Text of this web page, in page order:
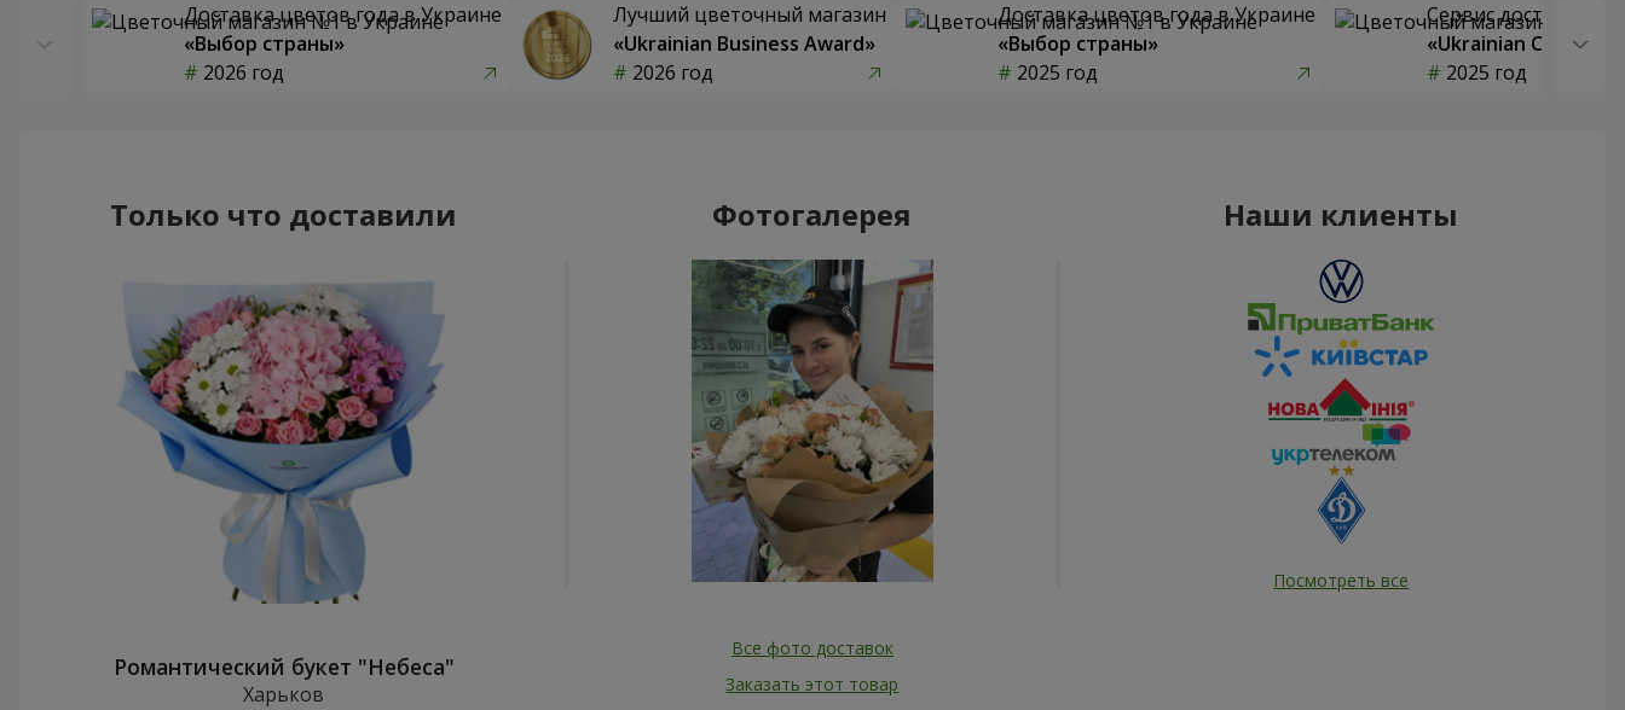
Доставка цветов года в Украине
«Выбор страны»
2026 год
Лучший цветочный магазин
«Ukrainian Business Award»
2026 год
Доставка цветов года в Украине
«Выбор страны»
2025 год
Сервис доставки
«Ukrainian Choice»
2025 год
Только что доставили
Романтический букет "Небеса"
Харьков
Фотогалерея
Все фото доставок
Заказать этот товар
Наши клиенты
Посмотреть все